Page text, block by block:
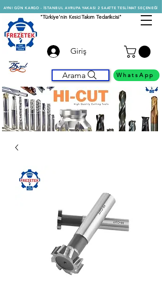
AYNI GÜN KARGO - İSTANBUL AVRUPA YAKASI 2 SAATTE TESLİMAT SEÇENEĞİ
"Türkiye'nin KesiciTakım Tedarikcisi"
Giriş
Arama WhatsApp